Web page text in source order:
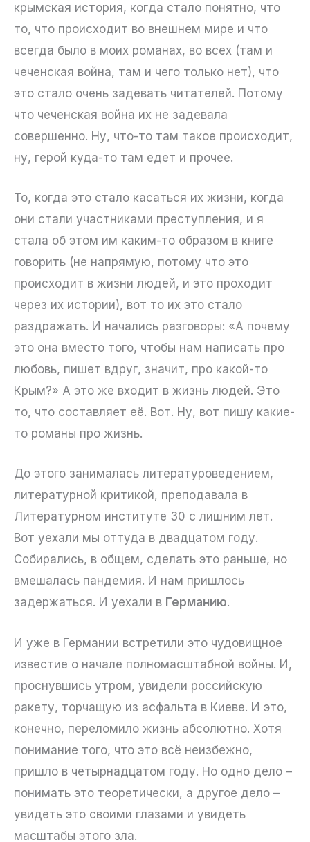
крымская история, когда стало понятно, что
то, что происходит во внешнем мире и что
всегда было в моих романах, во всех (там и
чеченская война, там и чего только нет), что
это стало очень задевать читателей. Потому
что чеченская война их не задевала
совершенно. Ну, что-то там такое происходит,
ну, герой куда-то там едет и прочее.
То, когда это стало касаться их жизни, когда
они стали участниками преступления, и я
стала об этом им каким-то образом в книге
говорить (не напрямую, потому что это
происходит в жизни людей, и это проходит
через их истории), вот то их это стало
раздражать. И начались разговоры: «А почему
это она вместо того, чтобы нам написать про
любовь, пишет вдруг, значит, про какой-то
Крым?» А это же входит в жизнь людей. Это
то, что составляет её. Вот. Ну, вот пишу какие-
то романы про жизнь.
До этого занималась литературоведением,
литературной критикой, преподавала в
Литературном институте 30 с лишним лет.
Вот уехали мы оттуда в двадцатом году.
Собирались, в общем, сделать это раньше, но
вмешалась пандемия. И нам пришлось
задержаться. И уехали в Германию.
И уже в Германии встретили это чудовищное
известие о начале полномасштабной войны. И,
проснувшись утром, увидели российскую
ракету, торчащую из асфальта в Киеве. И это,
конечно, переломило жизнь абсолютно. Хотя
понимание того, что это всё неизбежно,
пришло в четырнадцатом году. Но одно дело –
понимать это теоретически, а другое дело –
увидеть это своими глазами и увидеть
масштабы этого зла.